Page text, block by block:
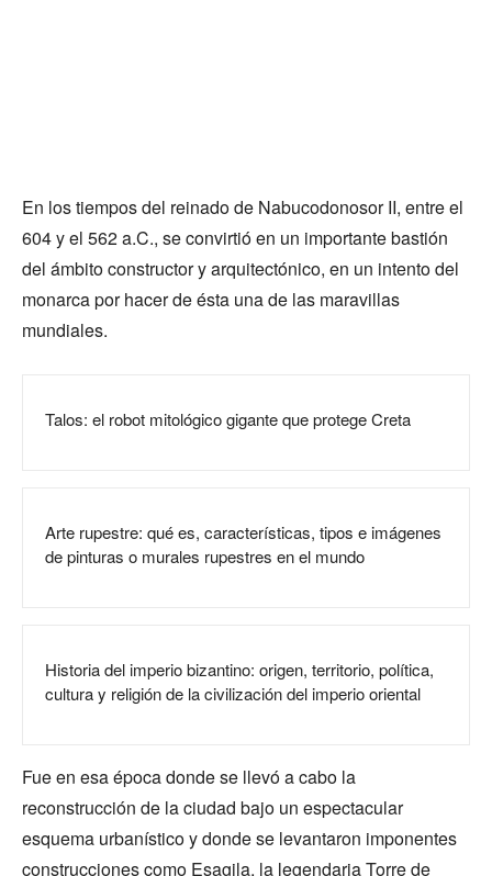
En los tiempos del reinado de Nabucodonosor II, entre el
604 y el 562 a.C., se convirtió en un importante bastión
del ámbito constructor y arquitectónico, en un intento del
monarca por hacer de ésta una de las maravillas
mundiales.
Talos: el robot mitológico gigante que protege Creta
Arte rupestre: qué es, características, tipos e imágenes
de pinturas o murales rupestres en el mundo
Historia del imperio bizantino: origen, territorio, política,
cultura y religión de la civilización del imperio oriental
Fue en esa época donde se llevó a cabo la
reconstrucción de la ciudad bajo un espectacular
esquema urbanístico y donde se levantaron imponentes
construcciones como Esagila, la legendaria Torre de